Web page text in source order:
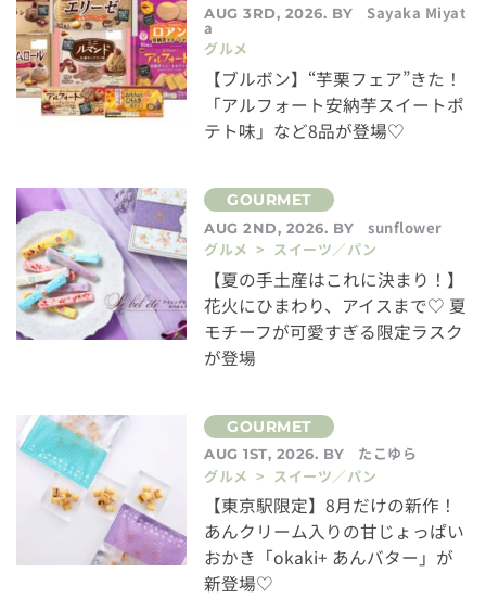
AUG 3RD, 2026. BY Sayaka Miyat
a
グルメ
【ブルボン】“芋栗フェア”きた！
「アルフォート安納芋スイートポ
テト味」など8品が登場♡
AUG 2ND, 2026. BY
sunflower
グルメ > スイーツ／パン
【夏の手土産はこれに決まり！】
花火にひまわり、アイスまで♡ 夏
モチーフが可愛すぎる限定ラスク
が登場
AUG 1ST, 2026. BY
たこゆら
グルメ > スイーツ／パン
【東京駅限定】8月だけの新作！
あんクリーム入りの甘じょっぱい
おかき「okaki+ あんバター」が
新登場♡